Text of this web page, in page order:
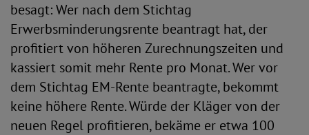
besagt: Wer nach dem Stichtag
Erwerbsminderungsrente beantragt hat, der
profitiert von höheren Zurechnungszeiten und
kassiert somit mehr Rente pro Monat. Wer vor
dem Stichtag EM-Rente beantragte, bekommt
keine höhere Rente. Würde der Kläger von der
neuen Regel profitieren, bekäme er etwa 100